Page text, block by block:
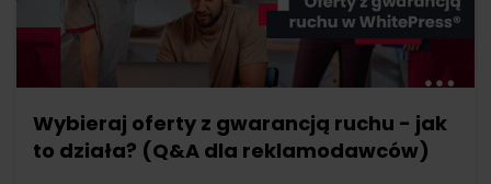
Wybieraj oferty z gwarancją ruchu - jak
to działa? (Q&A dla reklamodawców)